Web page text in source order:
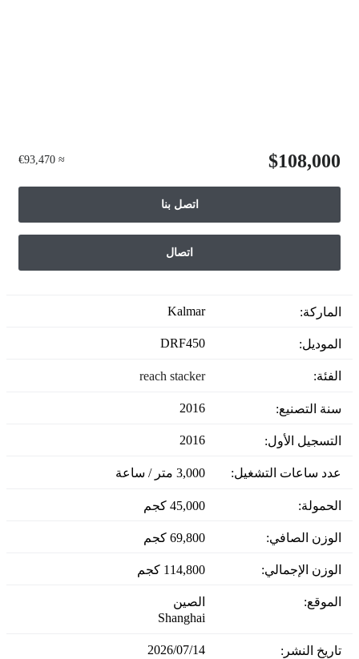
$108,000
≈ €93,470
اتصل بنا
اتصال
الماركة: Kalmar
الموديل: DRF450
الفئة: reach stacker
سنة التصنيع: 2016
التسجيل الأول: 2016
عدد ساعات التشغيل: 3,000 متر / ساعة
الحمولة: 45,000 كجم
الوزن الصافي: 69,800 كجم
الوزن الإجمالي: 114,800 كجم
الموقع:
الصين
Shanghai
تاريخ النشر: 14‏/07‏/2026